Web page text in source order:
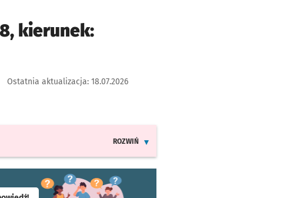
kierunek:
Ostatnia aktualizacja: 18.07.2026
ROZWIŃ